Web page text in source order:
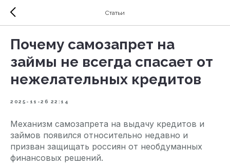
Статьи
Почему самозапрет на
займы не всегда спасает от
нежелательных кредитов
2025-11-26 22:14
Механизм самозапрета на выдачу кредитов и
займов появился относительно недавно и
призван защищать россиян от необдуманных
финансовых решений.